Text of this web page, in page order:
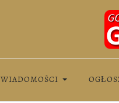
WIADOMOŚCI